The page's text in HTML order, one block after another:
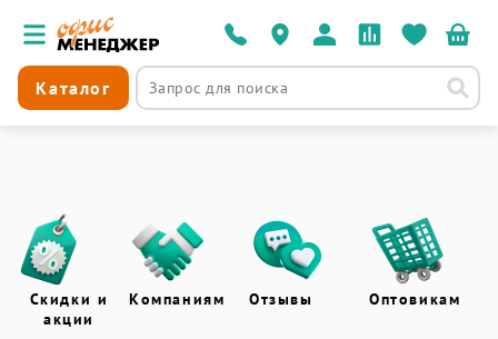
Каталог
Скидки и
акции
Компаниям Отзывы Оптовикам